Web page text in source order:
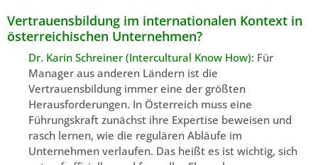
Vertrauensbildung im internationalen Kontext in
österreichischen Unternehmen?
Dr. Karin Schreiner (Intercultural Know How): Für
Manager aus anderen Ländern ist die
Vertrauensbildung immer eine der größten
Herausforderungen. In Österreich muss eine
Führungskraft zunächst ihre Expertise beweisen und
rasch lernen, wie die regulären Abläufe im
Unternehmen verlaufen. Das heißt es ist wichtig, sich